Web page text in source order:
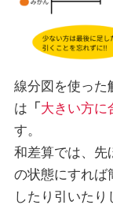
線分図を使った
は 「 大きい方に
す。
和差算では、先
の状態にすれば
したり引いたり